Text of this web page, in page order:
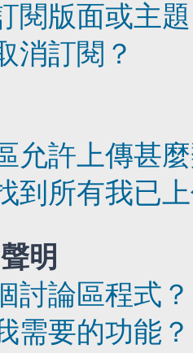
閱版面或主
消訂閱？
允許上傳甚
到所有我已
明
討論區程式？
需要的功能？